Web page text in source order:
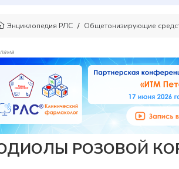
Энциклопедия РЛС Общетонизирующие
РОЗОВОЙ